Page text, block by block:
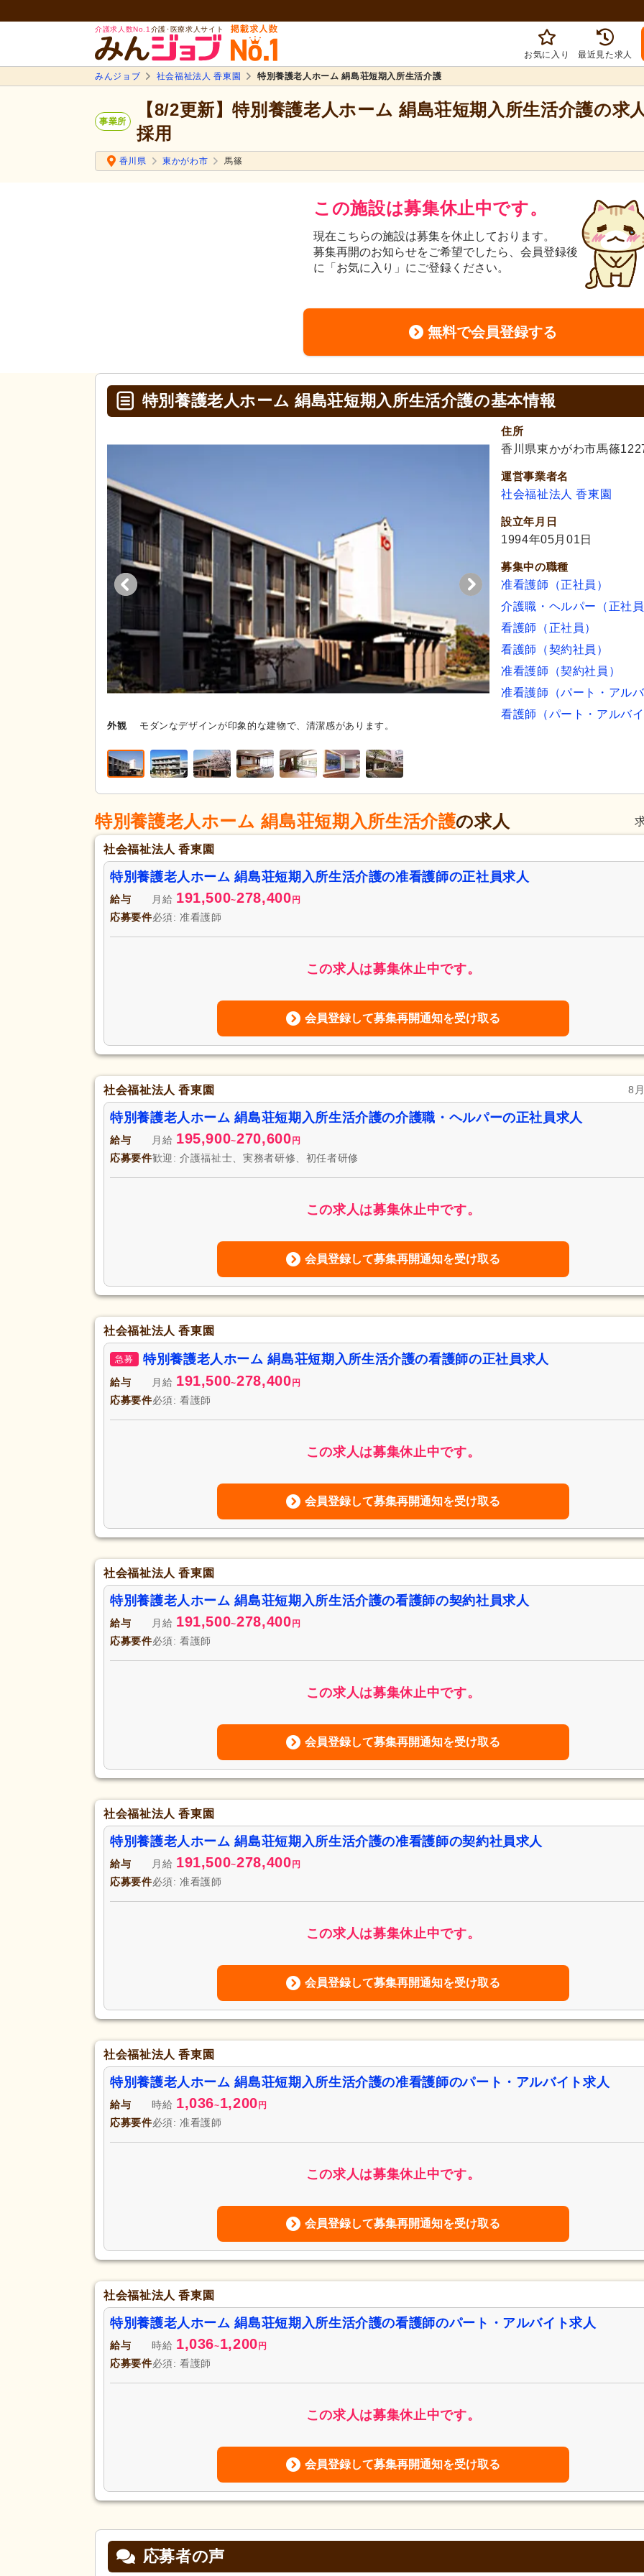
介護求人数No.1 介護･医療求人サイト
お気に入り 最近見た求人
みんジョブ 社会福祉法人 香東園 特別養護老人ホーム 絹島荘短期入所生活介護
事業所
【8/2更新】特別養護老人ホーム 絹島荘短期入所生活介護の求
採用
香川県 東かがわ市 馬篠
この施設は募集休止中です。
現在こちらの施設は募集を休止しております。
募集再開のお知らせをご希望でしたら、会員登録後
に「お気に入り」にご登録ください。
無料で会員登録する
特別養護老人ホーム 絹島荘短期入所生活介護の基本情報
外観 モダンなデザインが印象的な建物で、清潔感があります。
住所
香川県東かがわ市馬篠
運営事業者名
社会福祉法人 香東園
設立年月日
1994年05月01日
募集中の職種
准看護師（正社員）
介護職・ヘルパー（正社員
看護師（正社員）
看護師（契約社員）
准看護師（契約社員）
准看護師（パート・アルバ
看護師（パート・アルバイ
特別養護老人ホーム 絹島荘短期入所生活介護の求人
社会福祉法人 香東園
特別養護老人ホーム 絹島荘短期入所生活介護の准看護師の正社員求人
給与 月給 191,500~278,400 円
応募要件必須: 准看護師
この求人は募集休止中です。
会員登録して募集再開通知を受け取る
社会福祉法人 香東園 8
特別養護老人ホーム 絹島荘短期入所生活介護の介護職・ヘルパーの正社員求人
給与 月給 195,900~270,600 円
応募要件歓迎: 介護福祉士、実務者研修、初任者研修
この求人は募集休止中です。
会員登録して募集再開通知を受け取る
社会福祉法人 香東園
急募 特別養護老人ホーム 絹島荘短期入所生活介護の看護師の正社員求人
給与 月給 191,500~278,400 円
応募要件必須: 看護師
この求人は募集休止中です。
会員登録して募集再開通知を受け取る
社会福祉法人 香東園
特別養護老人ホーム 絹島荘短期入所生活介護の看護師の契約社員求人
給与 月給 191,500~278,400 円
応募要件必須: 看護師
この求人は募集休止中です。
会員登録して募集再開通知を受け取る
社会福祉法人 香東園
特別養護老人ホーム 絹島荘短期入所生活介護の准看護師の契約社員求人
給与 月給 191,500~278,400 円
応募要件必須: 准看護師
この求人は募集休止中です。
会員登録して募集再開通知を受け取る
社会福祉法人 香東園
特別養護老人ホーム 絹島荘短期入所生活介護の准看護師のパート・アルバイト求人
給与 時給 1,036~1,200 円
応募要件必須: 准看護師
この求人は募集休止中です。
会員登録して募集再開通知を受け取る
社会福祉法人 香東園
特別養護老人ホーム 絹島荘短期入所生活介護の看護師のパート・アルバイト求人
給与 時給 1,036~1,200 円
応募要件必須: 看護師
この求人は募集休止中です。
会員登録して募集再開通知を受け取る
応募者の声